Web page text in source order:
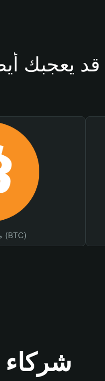
قد يعجبك
محفظة بيتكوين (BTC)